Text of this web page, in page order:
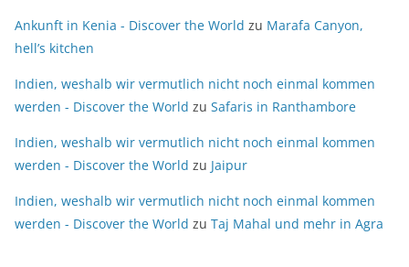
Ankunft in Kenia - Discover the World zu Marafa Canyon,
hell’s kitchen
Indien, weshalb wir vermutlich nicht noch einmal kommen
werden - Discover the World zu Safaris in Ranthambore
Indien, weshalb wir vermutlich nicht noch einmal kommen
werden - Discover the World zu Jaipur
Indien, weshalb wir vermutlich nicht noch einmal kommen
werden - Discover the World zu Taj Mahal und mehr in Agra